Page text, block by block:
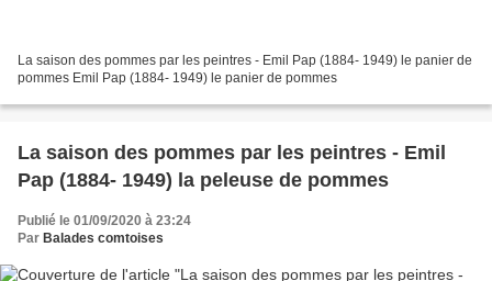
La saison des pommes par les peintres - Emil Pap (1884- 1949) le panier de
pommes Emil Pap (1884- 1949) le panier de pommes
La saison des pommes par les peintres - Emil
Pap (1884- 1949) la peleuse de pommes
Publié le 01/09/2020 à 23:24
Par Balades comtoises